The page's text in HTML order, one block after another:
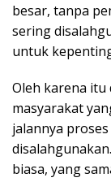
besar, tanpa
sering
untuk
Oleh karena
masyarakat
jalannya
disalahgunakan.
biasa, yang